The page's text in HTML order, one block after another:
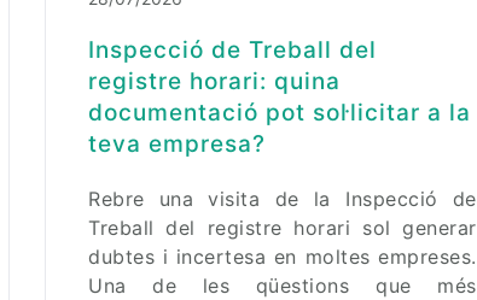
Inspecció de Treball del
registre horari: quina
documentació pot sol·licitar a la
teva empresa?
Rebre una visita de la Inspecció de
Treball del registre horari sol generar
dubtes i incertesa en moltes empreses.
Una de les qüestions que més